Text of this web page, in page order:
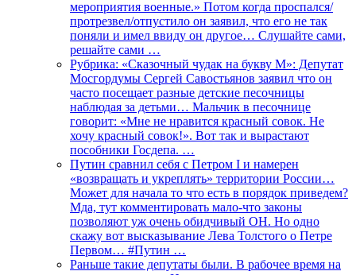
мероприятия военные.» Потом когда проспался/
протрезвел/отпустило он заявил, что его не так
поняли и имел ввиду он другое… Слушайте сами,
решайте сами …
Рубрика: «Сказочный чудак на букву М»: Депутат
Мосгордумы Сергей Савостьянов заявил что он
часто посещает разные детские песочницы
наблюдая за детьми… Мальчик в песочнице
говорит: «Мне не нравится красный совок. Не
хочу красный совок!». Вот так и вырастают
пособники Госдепа. …
Путин сравнил себя с Петром I и намерен
«возвращать и укреплять» территории России…
Может для начала то что есть в порядок приведем?
Мда, тут комментировать мало-что законы
позволяют уж очень обидчивый ОН. Но одно
скажу вот высказывание Лева Толстого о Петре
Первом… #Путин …
Раньше такие депутаты были. В рабочее время на